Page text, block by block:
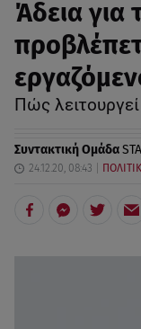
Άδεια για
Πώς
Συντακτική Ομάδα
24.12.20, 08:43